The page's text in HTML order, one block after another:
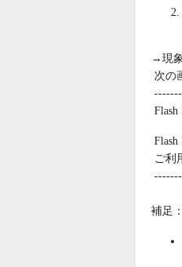
→現
次の
-------
ご利
-------
補足